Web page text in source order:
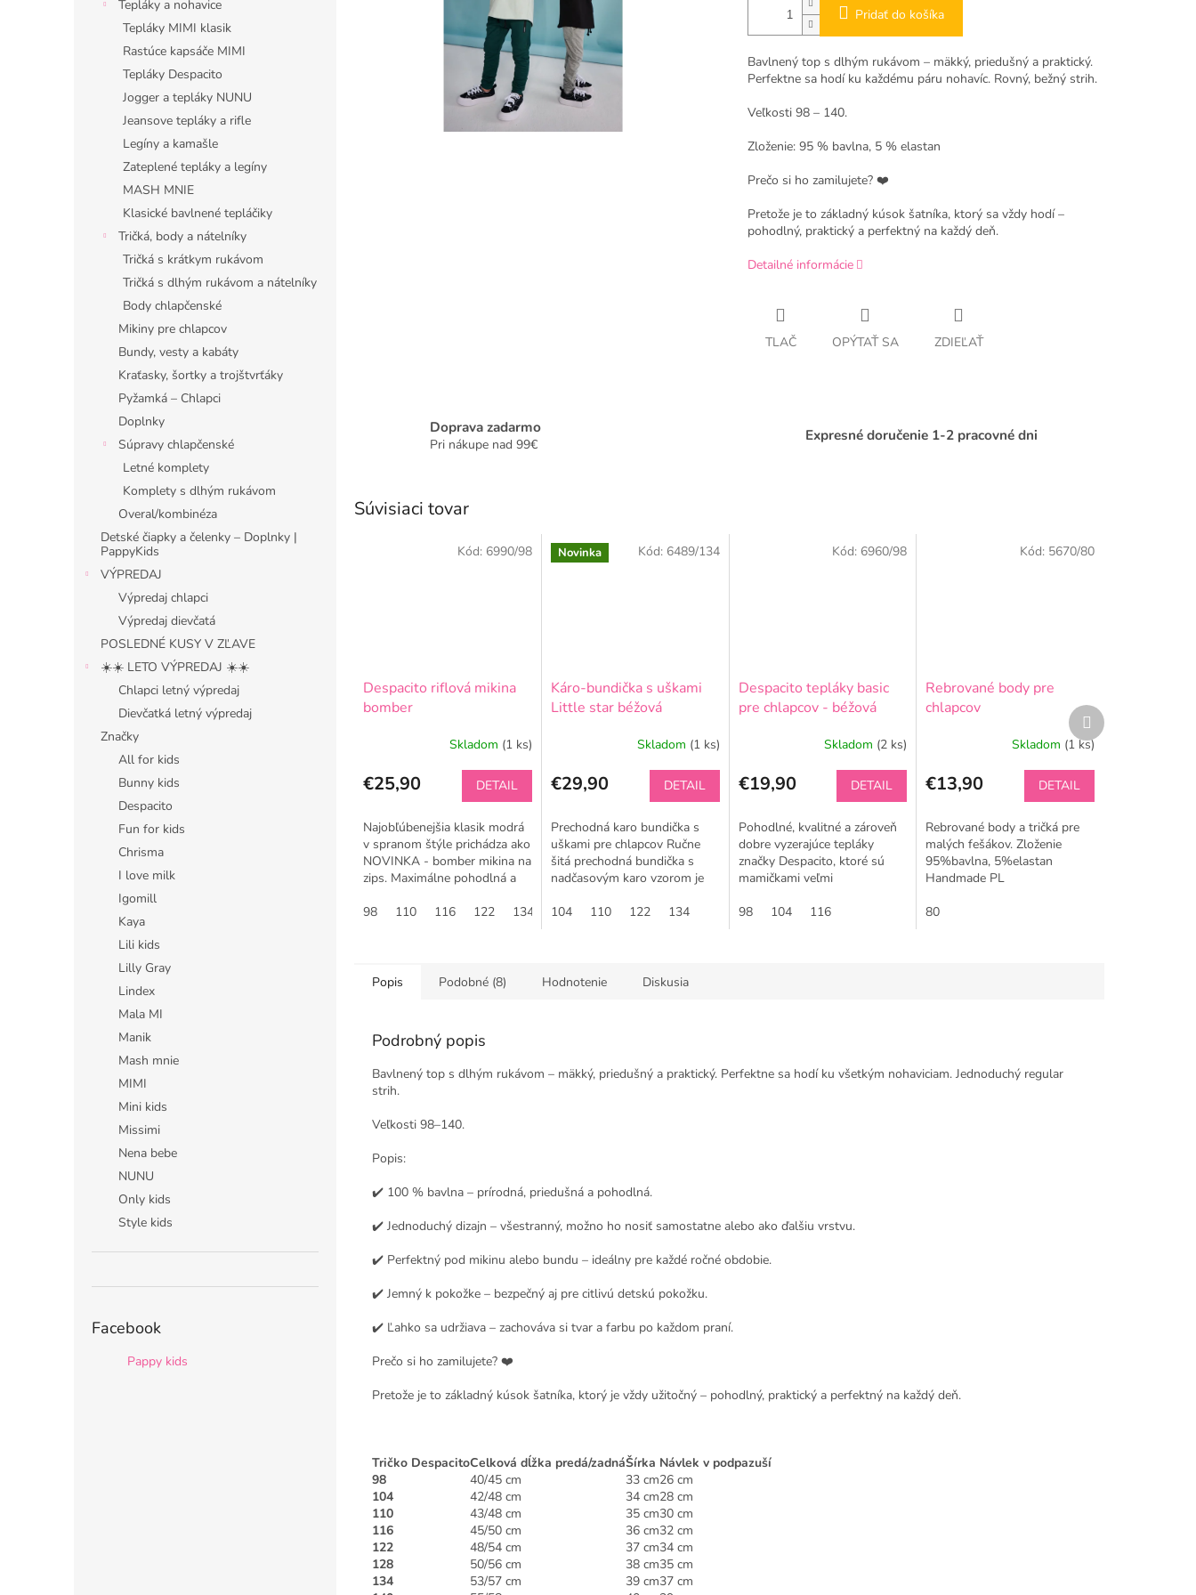
Tepláky a nohavice
Tepláky MIMI klasik
Rastúce kapsáče MIMI
Tepláky Despacito
Jogger a tepláky NUNU
Jeansove tepláky a rifle
Legíny a kamašle
Zateplené tepláky a legíny
MASH MNIE
Klasické bavlnené tepláčiky
Tričká, body a nátelníky
Tričká s krátkym rukávom
Tričká s dlhým rukávom a nátelníky
Body chlapčenské
Mikiny pre chlapcov
Bundy, vesty a kabáty
Kraťasky, šortky a trojštvrťáky
Pyžamká – Chlapci
Doplnky
Súpravy chlapčenské
Letné komplety
Komplety s dlhým rukávom
Overal/kombinéza
Detské čiapky a čelenky – Doplnky |
PappyKids
VÝPREDAJ
Výpredaj chlapci
Výpredaj dievčatá
POSLEDNÉ KUSY V ZĽAVE
☀️☀️ LETO VÝPREDAJ ☀️☀️
Chlapci letný výpredaj
Dievčatká letný výpredaj
Značky
All for kids
Bunny kids
Despacito
Fun for kids
Chrisma
I love milk
Igomill
Kaya
Lili kids
Lilly Gray
Lindex
Mala MI
Manik
Mash mnie
MIMI
Mini kids
Missimi
Nena bebe
NUNU
Only kids
Style kids
Facebook
Pappy kids
Pridať do košíka
Bavlnený top s dlhým rukávom – mäkký, priedušný a praktický.
Perfektne sa hodí ku každému páru nohavíc. Rovný, bežný strih.
Veľkosti 98 – 140.
Zloženie: 95 % bavlna, 5 % elastan
Prečo si ho zamilujete? ❤️
Pretože je to základný kúsok šatníka, ktorý sa vždy hodí –
pohodlný, praktický a perfektný na každý deň.
Detailné informácie
TLAČ OPÝTAŤ SA ZDIEĽAŤ
Doprava zadarmo
Pri nákupe nad 99€ Expresné doručenie 1-2 pracovné dni
Súvisiaci tovar
Despacito riflová mikina
bomber
Skladom (1 ks)
€25,90 DETAIL
Najobľúbenejšia klasik modrá
v spranom štýle prichádza ako
NOVINKA - bomber mikina na
zips. Maximálne pohodlná a
k nohaviciam a teplákom od...
98 110 116 122 134 140
Kód: 6990/98 Novinka
Káro-bundička s uškami
Little star béžová
Skladom (1 ks)
€29,90 DETAIL
Prechodná karo bundička s
uškami pre chlapcov Ručne
šitá prechodná bundička s
nadčasovým karo vzorom je
jeseň. Vďaka pohodlnému
104 110 122 134
Kód: 6489/134
Despacito tepláky basic
pre chlapcov - béžová
Skladom (2 ks)
€19,90 DETAIL
Pohodlné, kvalitné a zároveň
dobre vyzerajúce tepláky
značky Despacito, ktoré sú
mamičkami veľmi
s prešívaním na kolenách
98 104 116
Kód: 6960/98
Rebrované body pre
chlapcov
Skladom (1 ks)
€13,90 DETAIL
Rebrované body a tričká pre
malých fešákov. Zloženie
95%bavlna, 5%elastan
Handmade PL
80
Kód: 5670/80
Ďalší
produkt
Popis Podobné (8) Hodnotenie Diskusia
Podrobný popis
Bavlnený top s dlhým rukávom – mäkký, priedušný a praktický. Perfektne sa hodí ku všetkým nohaviciam. Jednoduchý regular
strih.
Veľkosti 98–140.
Popis:
✔️ 100 % bavlna – prírodná, priedušná a pohodlná.
✔️ Jednoduchý dizajn – všestranný, možno ho nosiť samostatne alebo ako ďalšiu vrstvu.
✔️ Perfektný pod mikinu alebo bundu – ideálny pre každé ročné obdobie.
✔️ Jemný k pokožke – bezpečný aj pre citlivú detskú pokožku.
✔️ Ľahko sa udržiava – zachováva si tvar a farbu po každom praní.
Prečo si ho zamilujete? ❤️
Pretože je to základný kúsok šatníka, ktorý je vždy užitočný – pohodlný, praktický a perfektný na každý deň.
Tričko DespacitoCelková dĺžka predá/zadnáŠírka Návlek v podpazuší
98
40/45 cm 33 cm26 cm
104
42/48 cm 34 cm28 cm
110
43/48 cm 35 cm30 cm
116
45/50 cm 36 cm32 cm
122
48/54 cm 37 cm34 cm
128
50/56 cm 38 cm35 cm
134
53/57 cm 39 cm37 cm